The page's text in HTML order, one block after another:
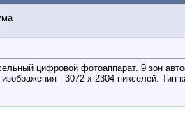
цифровой фотоаппарат. 9 зон
- 3072 x 2304 пикселей. Тип